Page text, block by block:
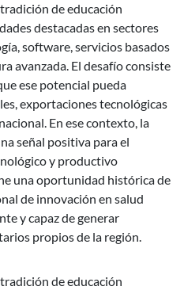
de educación
destacadas en sectores
software, servicios basados
avanzada. El desafío consiste
ese potencial pueda
exportaciones tecnológicas
En ese contexto, la
señal positiva para el
y productivo
una oportunidad histórica de
de innovación en salud
y capaz de generar
propios de la región.
de educación